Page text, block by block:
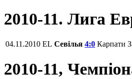
2010-11. Лига
04.11.2010 EL Севілья 4:0 Карпати
2010-11,